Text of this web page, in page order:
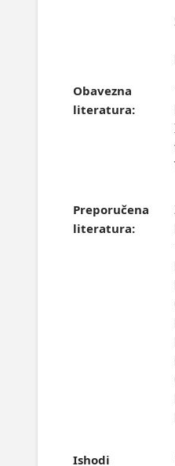
Obavezna
literatura:
Preporučena
literatura:
Ishodi